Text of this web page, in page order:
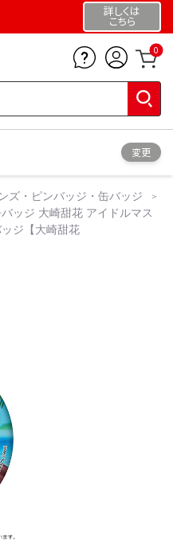
詳しくは
こちら
0
変更
ズ・ピンバッジ・缶バッジ
ッジ 大崎甜花 アイドルマス
ジ【大崎甜花